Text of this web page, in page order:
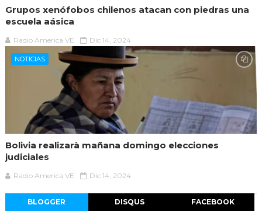
Grupos xenófobos chilenos atacan con piedras una
escuela aásica
Radio America VE Dic 14, 2024
NOTICIAS
Bolivia realizarà mañana domingo elecciones
judiciales
Radio America VE Dic 14, 2024
BLOGGER DISQUS FACEBOOK